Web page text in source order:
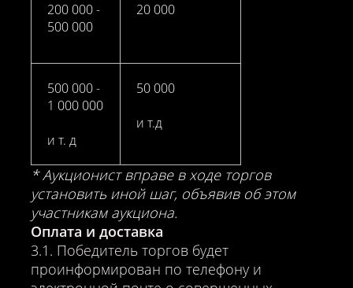
200 000 -
500 000
20 000
500 000 -
1 000 000
и т. д
50 000
и т.д
* Аукционист вправе в ходе торгов
установить иной шаг, объявив об этом
участникам аукциона.
Оплата и доставка
3.1. Победитель торгов будет
проинформирован по телефону и